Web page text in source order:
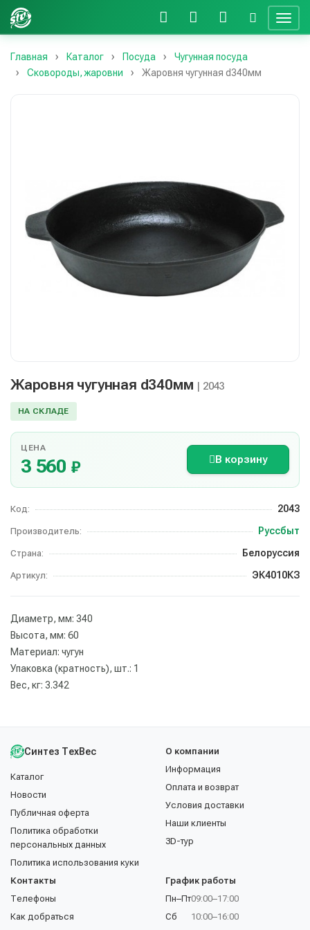
Главная Каталог Посуда
Чугунная посуда
Сковороды, жаровни
Жаровня чугунная d340мм
Жаровня чугунная d340мм | 2043
НА СКЛАДЕ
ЦЕНА
3 560 ₽ В корзину
Код: 2043
Производитель: Руссбыт
Страна: Белоруссия
Артикул: ЭК4010КЗ
Диаметр, мм: 340
Высота, мм: 60
Материал: чугун
Упаковка (кратность), шт.: 1
Вес, кг: 3.342
Синтез ТехВес
Каталог
Новости
Публичная оферта
Политика обработки
персональных данных
Политика использования куки
О компании
Информация
Оплата и возврат
Условия доставки
Наши клиенты
3D-тур
Контакты
Телефоны
Как добраться
График работы
Пн–Пт
Сб
09:00–17:00
10:00–16:00